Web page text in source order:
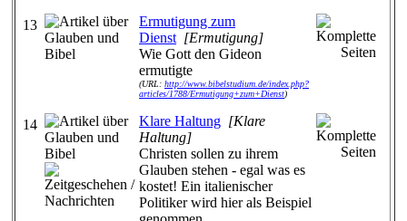
13
Ermutigung zum
Dienst [Ermutigung]
Wie Gott den Gideon
ermutigte
(URL: http://www.bibelstudium.de/index.php?
articles/1788/Ermutigung+zum+Dienst)
14 Klare Haltung [Klare
Haltung]
Christen sollen zu ihrem
Glauben stehen - egal was es
kostet! Ein italienischer
Politiker wird hier als Beispiel